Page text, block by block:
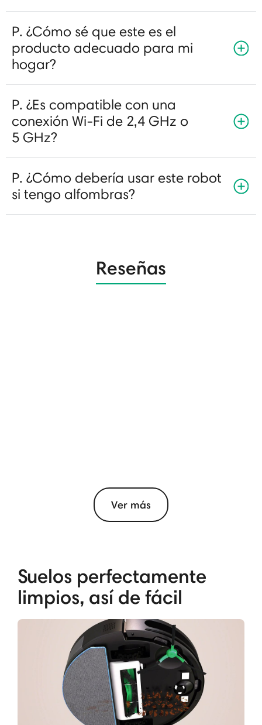
P. ¿Cómo sé que este es el
producto adecuado para mi
hogar?
P. ¿Es compatible con una
conexión Wi-Fi de 2,4 GHz o
5 GHz?
P. ¿Cómo debería usar este robot
si tengo alfombras?
Reseñas
Ver más
Suelos perfectamente
limpios, así de fácil